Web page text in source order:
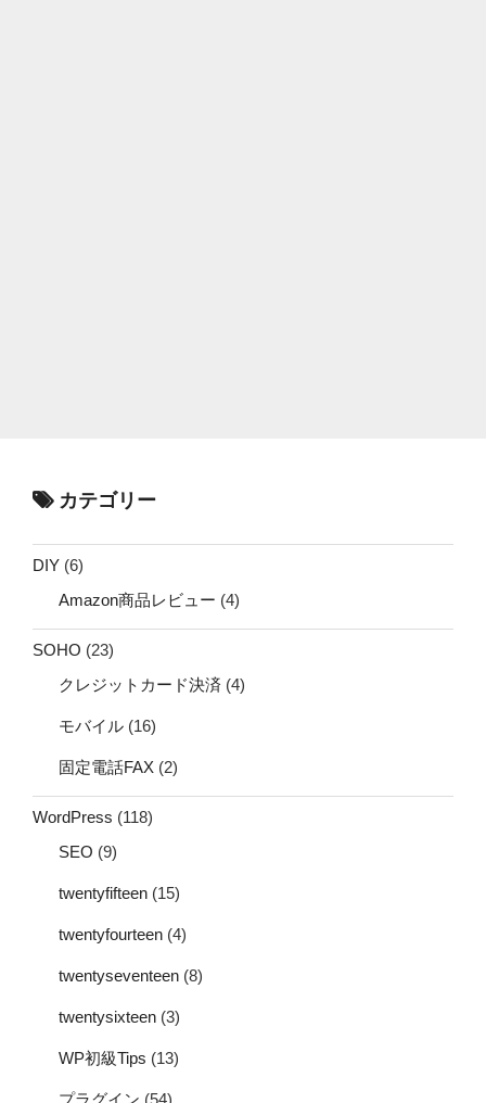
カテゴリー
DIY (6)
Amazon商品レビュー (4)
SOHO (23)
クレジットカード決済 (4)
モバイル (16)
固定電話FAX (2)
WordPress (118)
SEO (9)
twentyfifteen (15)
twentyfourteen (4)
twentyseventeen (8)
twentysixteen (3)
WP初級Tips (13)
プラグイン (54)